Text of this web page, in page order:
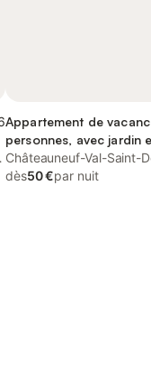
Appartement de
personnes, avec jardin
Châteauneuf-Val-Saint-
Forcalquier
dès50 €par nuit